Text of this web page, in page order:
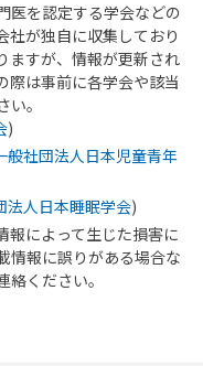
医を認定する学会などの
社が独自に収集しており
ますが、情報が更新され
際は事前に各学会や該当
。
)
般社団法人日本児童青年
法人日本睡眠学会)
報によって生じた損害に
情報に誤りがある場合な
ください。